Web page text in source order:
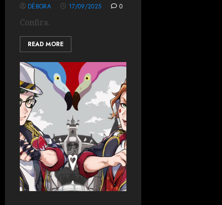
DÉBORA 17/09/2025 0
Confira.
READ MORE